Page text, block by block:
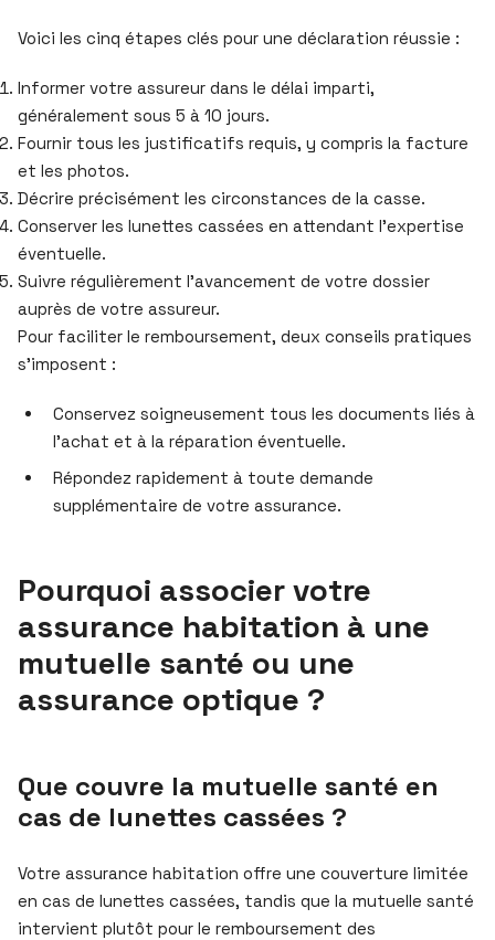
Voici les cinq étapes clés pour une déclaration réussie :
Informer votre assureur dans le délai imparti,
généralement sous 5 à 10 jours.
Fournir tous les justificatifs requis, y compris la facture
et les photos.
Décrire précisément les circonstances de la casse.
Conserver les lunettes cassées en attendant l’expertise
éventuelle.
Suivre régulièrement l’avancement de votre dossier
auprès de votre assureur.
Pour faciliter le remboursement, deux conseils pratiques
s’imposent :
Conservez soigneusement tous les documents liés à
l’achat et à la réparation éventuelle.
Répondez rapidement à toute demande
supplémentaire de votre assurance.
Pourquoi associer votre
assurance habitation à une
mutuelle santé ou une
assurance optique ?
Que couvre la mutuelle santé en
cas de lunettes cassées ?
Votre assurance habitation offre une couverture limitée
en cas de lunettes cassées, tandis que la mutuelle santé
intervient plutôt pour le remboursement des